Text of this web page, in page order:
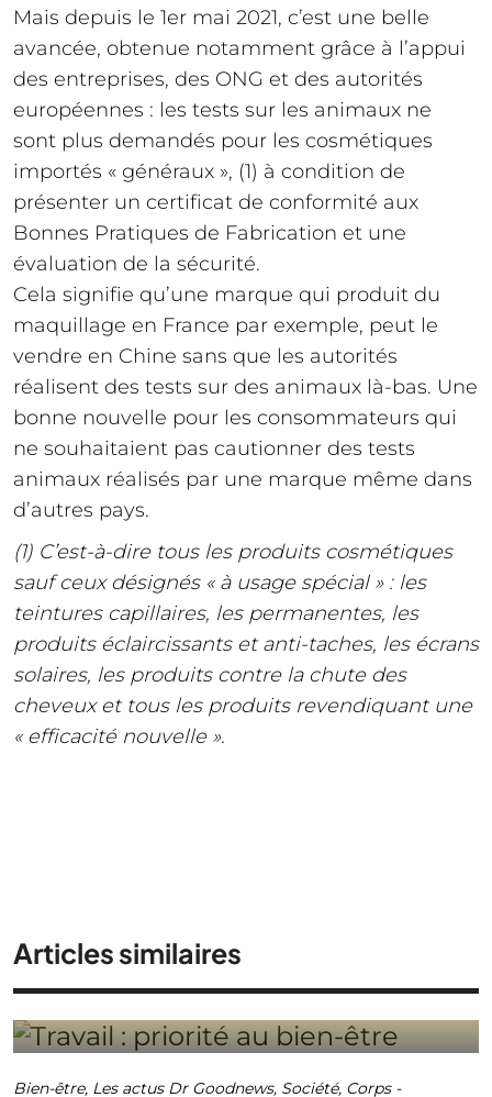
Mais depuis le 1er mai 2021, c’est une belle
avancée, obtenue notamment grâce à l’appui
des entreprises, des ONG et des autorités
européennes : les tests sur les animaux ne
sont plus demandés pour les cosmétiques
importés « généraux », (1) à condition de
présenter un certificat de conformité aux
Bonnes Pratiques de Fabrication et une
évaluation de la sécurité.
Cela signifie qu’une marque qui produit du
maquillage en France par exemple, peut le
vendre en Chine sans que les autorités
réalisent des tests sur des animaux là-bas. Une
bonne nouvelle pour les consommateurs qui
ne souhaitaient pas cautionner des tests
animaux réalisés par une marque même dans
d’autres pays.
(1) C’est-à-dire tous les produits cosmétiques
sauf ceux désignés « à usage spécial » : les
teintures capillaires, les permanentes, les
produits éclaircissants et anti-taches, les écrans
solaires, les produits contre la chute des
cheveux et tous les produits revendiquant une
« efficacité nouvelle ».
Articles similaires
Bien-être, Les actus Dr Goodnews, Société, Corps-